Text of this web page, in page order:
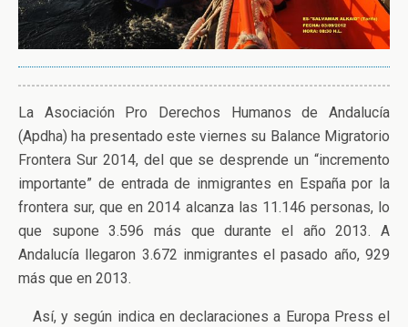
La Asociación Pro Derechos Humanos de Andalucía
(Apdha) ha presentado este viernes su Balance Migratorio
Frontera Sur 2014, del que se desprende un “incremento
importante” de entrada de inmigrantes en España por la
frontera sur, que en 2014 alcanza las 11.146 personas, lo
que supone 3.596 más que durante el año 2013. A
Andalucía llegaron 3.672 inmigrantes el pasado año, 929
más que en 2013.
Así, y según indica en declaraciones a Europa Press el